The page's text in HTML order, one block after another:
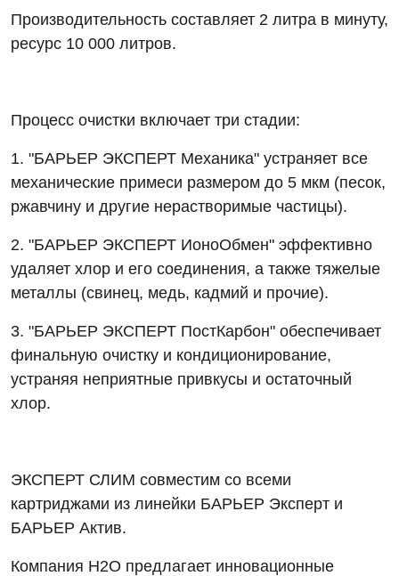
Производительность составляет 2 литра в минуту,
ресурс 10 000 литров.
Процесс очистки включает три стадии:
1. "БАРЬЕР ЭКСПЕРТ Механика" устраняет все
механические примеси размером до 5 мкм (песок,
ржавчину и другие нерастворимые частицы).
2. "БАРЬЕР ЭКСПЕРТ ИоноОбмен" эффективно
удаляет хлор и его соединения, а также тяжелые
металлы (свинец, медь, кадмий и прочие).
3. "БАРЬЕР ЭКСПЕРТ ПостКарбон" обеспечивает
финальную очистку и кондиционирование,
устраняя неприятные привкусы и остаточный
хлор.
ЭКСПЕРТ СЛИМ совместим со всеми
картриджами из линейки БАРЬЕР Эксперт и
БАРЬЕР Актив.
Компания Н2О предлагает инновационные